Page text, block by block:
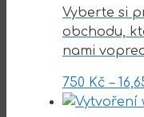
Vyberte si
obchodu,
nami
750 Kč –